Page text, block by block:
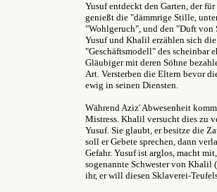
Yusuf entdeckt den Garten, der
genießt die "dämmrige Stille,
"Wohlgeruch", und den "Duft von
Yusuf und Khalil erzählen sich
"Geschäftsmodell" des scheinbar
Gläubiger mit deren Söhne
Art. Versterben die Eltern bevor
ewig in seinen Diensten.
Während Aziz' Abwesenheit
Mistress. Khalil versucht dies zu
Yusuf. Sie glaubt, er besitze die
soll er Gebete sprechen, dann
Gefahr. Yusuf ist arglos, macht
sogenannte Schwester von
ihr, er will diesen Sklaverei-